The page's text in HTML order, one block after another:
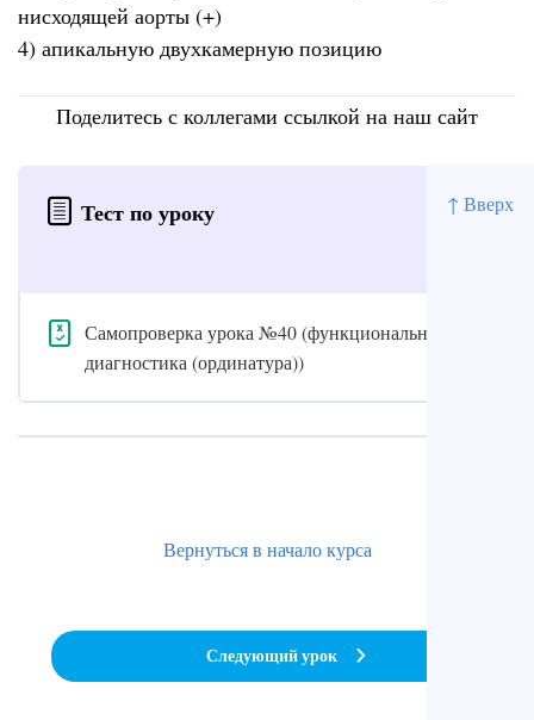
↑ Вверх
нисходящей аорты (+)
4) апикальную двухкамерную позицию
Поделитесь с коллегами ссылкой на наш сайт
Тест по уроку
Самопроверка урока №40 (функциональная
диагностика (ординатура))
Вернуться в начало курса
Следующий урок